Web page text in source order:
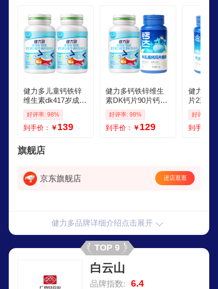
健力多儿童钙铁锌
维生素dk417岁成长
营养180片青少年补
钙片自营
好评率: 98%
到手价： ￥139
健力多钙铁锌维生
素DK钙片90片钙达
儿童牛乳钙高钙片6
0片成长营养组合
好评率: 98%
到手价： ￥129
健力多
片2瓶
钙 钙片
mg片
好评率:
到手价：
旗舰店
京东旗舰店 进店逛逛
健力多品牌详细介绍点击展开
TOP 9
白云山
品牌指数: 6.4